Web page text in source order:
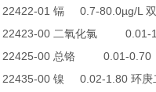
22422-01 镉 0.7-80.0µg/L 双
22423-00 二氧化氯 0.01-
22425-00 总铬 0.01-0.70
22435-00 镍 0.02-1.80 环庚